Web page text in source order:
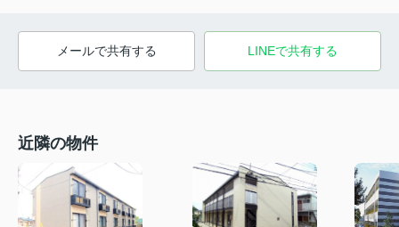
メールで共有する LINEで共有する
近隣の物件